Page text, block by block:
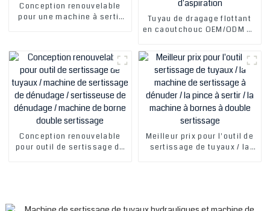
Conception renouvelable
pour une machine à sertir
Tuyau de dragage flottant
en caoutchouc OEM/ODM en
sablage et de refoulement
de boue et d'aspiration
Conception renouvelable
pour outil de sertissage de
Meilleur prix pour l'outil de
sertissage de tuyaux / la